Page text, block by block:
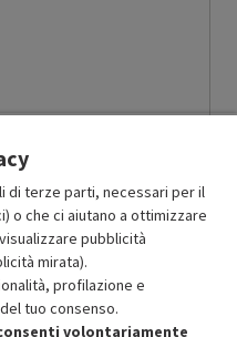
da
carrello
di terze parti, necessari per il
o che ci aiutano a ottimizzare
pubblicità
mirata).
profilazione e
tuo consenso.
volontariamente